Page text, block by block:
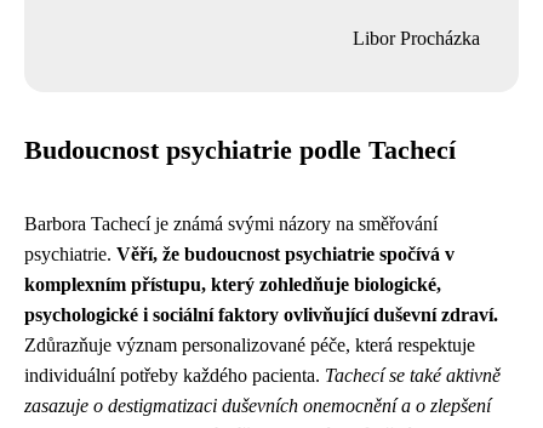
Libor Procházka
Budoucnost psychiatrie podle Tachecí
Barbora Tachecí je známá svými názory na směřování
psychiatrie. Věří, že budoucnost psychiatrie spočívá v
komplexním přístupu, který zohledňuje biologické,
psychologické i sociální faktory ovlivňující duševní zdraví.
Zdůrazňuje význam personalizované péče, která respektuje
individuální potřeby každého pacienta. Tachecí se také aktivně
zasazuje o destigmatizaci duševních onemocnění a o zlepšení